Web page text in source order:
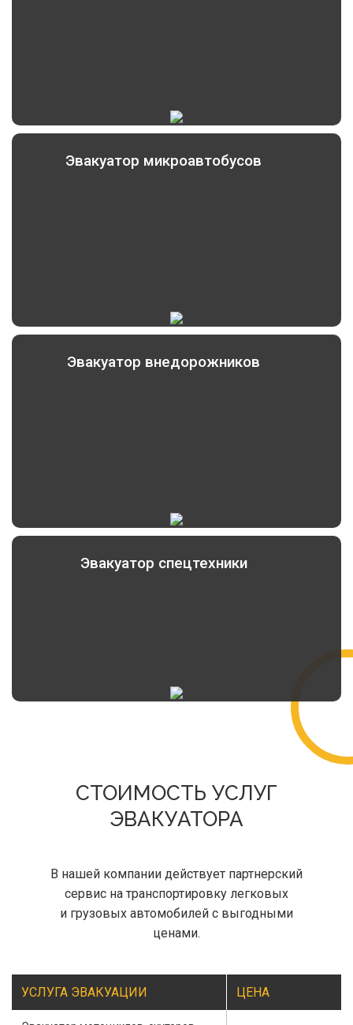
Эвакуатор микроавтобусов
Эвакуатор внедорожников
Эвакуатор спецтехники
СТОИМОСТЬ УСЛУГ
ЭВАКУАТОРА
В нашей компании действует партнерский
сервис на транспортировку легковых
и грузовых автомобилей с выгодными
ценами.
УСЛУГА ЭВАКУАЦИИ ЦЕНА